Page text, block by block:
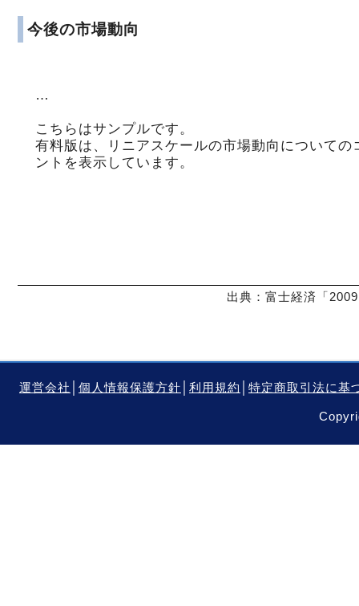
今後の市場動向
…
こちらはサンプルです。
有料版は、リニアスケールの市場動向についての
ントを表示しています。
出典：富士経済「
運営会社 個人情報保護方針 利用規約 特定商取引法に基